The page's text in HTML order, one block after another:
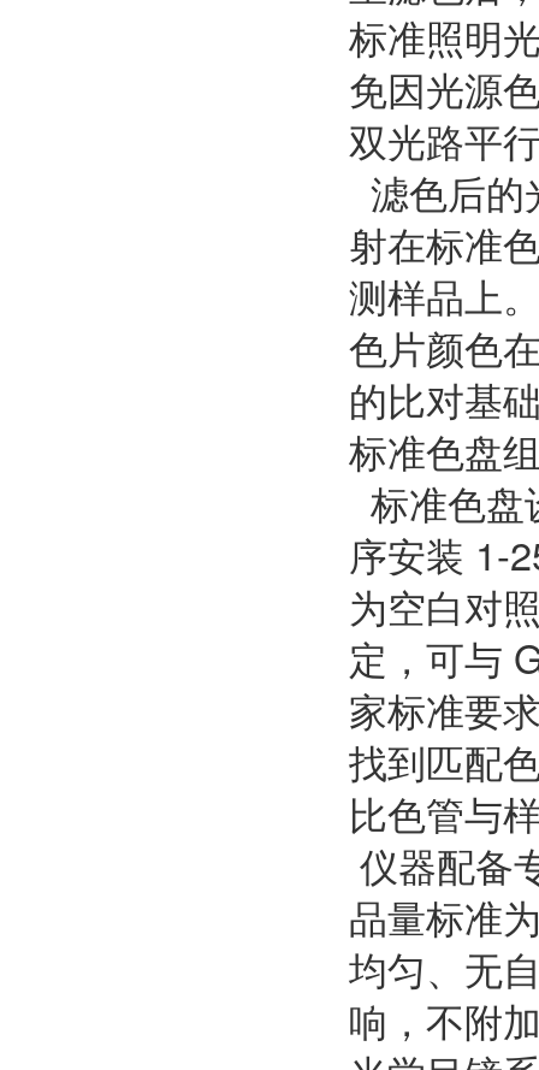
标准照明
免因光源
双光路平
滤色后的
射在标准
测样品上
色片颜色
的比对基
标准色盘
标准色盘
序安装 1-
为空白对
定，可与
家标准要
找到匹配
比色管与
仪器配备
品量标准
均匀、无
响，不附